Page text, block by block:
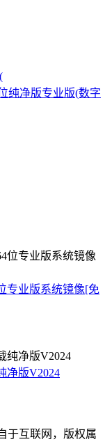
专业版系统镜像[免
净版V2024
于互联网，版权属